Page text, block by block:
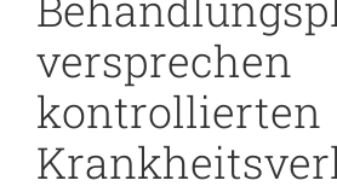
versprechen
kontrollierten